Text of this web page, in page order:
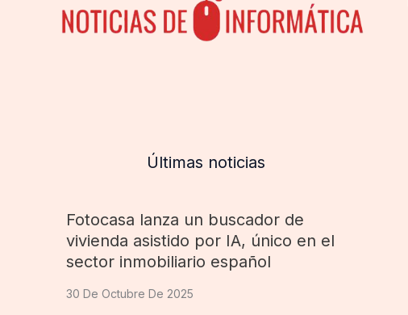
Últimas noticias
Fotocasa lanza un buscador de
vivienda asistido por IA, único en el
sector inmobiliario español
30 De Octubre De 2025